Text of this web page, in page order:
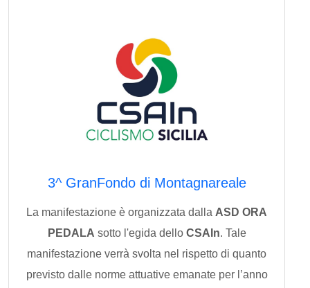
3^ GranFondo di Montagnareale
La manifestazione è organizzata dalla ASD ORA
PEDALA sotto l'egida dello CSAIn. Tale
manifestazione verrà svolta nel rispetto di quanto
previsto dalle norme attuative emanate per l’anno